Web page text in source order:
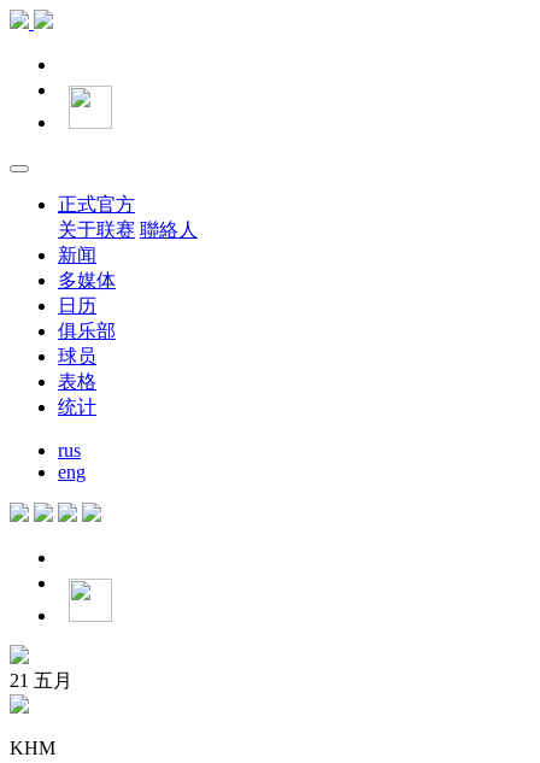
正式官方
关于联赛 聯絡人
新闻
多媒体
日历
俱乐部
球员
表格
统计
rus
eng
21 五月
KHM